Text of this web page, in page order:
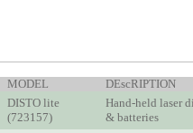
MODEL DEscRIPTION
DISTO lite
(723157)
Hand-held laser
& batteries